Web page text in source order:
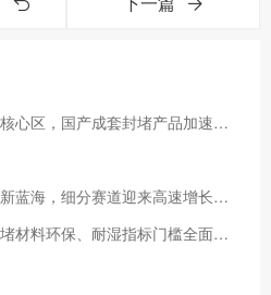
亚太成防火封堵全球增长核心区，国产成套封堵产品加速出海
储能电站防火封堵成行业新蓝海，细分赛道迎来高速增长与升级变革
新标准宣贯落地，防潮封堵材料环保、耐湿指标门槛全面抬高